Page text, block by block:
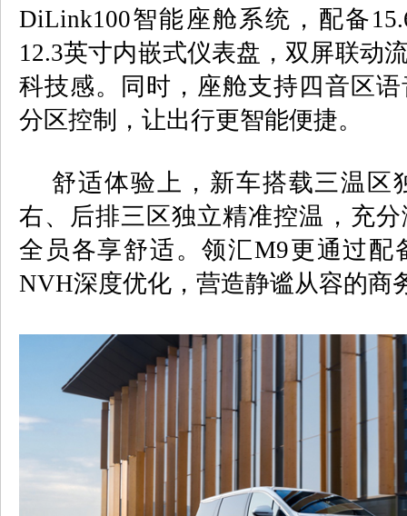
DiLink100智能座舱系统，配备
12.3英寸内嵌式仪表盘，双屏联动
科技感。同时，座舱支持四音区
分区控制，让出行更智能便捷。
舒适体验上，新车搭载三温区
右、后排三区独立精准控温，充
全员各享舒适。领汇M9更通过配
NVH深度优化，营造静谧从容的商